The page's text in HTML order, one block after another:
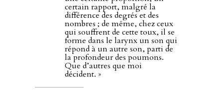
certain rapport, malgré la
différence des degrés et des
nombres ; de même, chez ceux
qui souffrent de cette toux, il se
forme dans le larynx un son qui
répond à un autre son, parti de
la profondeur des poumons.
Que d’autres que moi
décident. »